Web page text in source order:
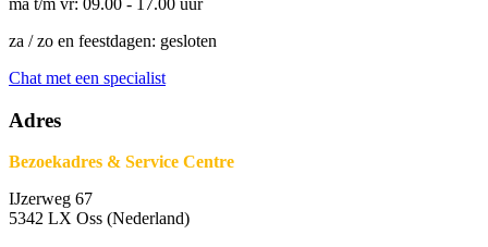
ma t/m vr: 09.00 - 17.00 uur
za / zo en feestdagen: gesloten
Chat met een specialist
Adres
Bezoekadres & Service Centre
IJzerweg 67
5342 LX Oss (Nederland)